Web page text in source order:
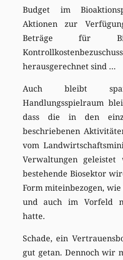
Budget im
Aktionen zur
Beträge für
herausgerechnet sind …
Auch bleibt
Handlungsspielraum
dass die in den
beschriebenen
vom
Verwaltungen
bestehende Biosektor
Form miteinbezogen,
und auch im Vorfeld
hatte.
Schade, ein
gut getan. Dennoch wir